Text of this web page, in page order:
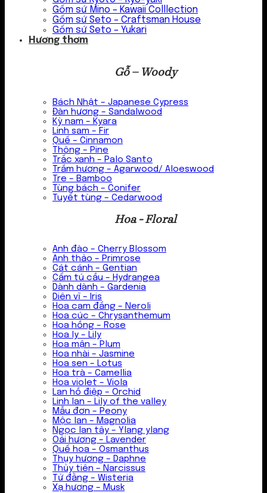
Gốm sứ Mino – Kawaii Colllection
Gốm sứ Seto – Craftsman House
Gốm sứ Seto – Yukari
Hương thơm
Gỗ – Woody
Bách Nhật – Japanese Cypress
Đàn hương – Sandalwood
Kỳ nam – Kyara
Linh sam – Fir
Quế – Cinnamon
Thông – Pine
Trắc xanh – Palo Santo
Trầm hương – Agarwood/ Aloeswood
Tre – Bamboo
Tùng bách – Conifer
Tuyết tùng – Cedarwood
Hoa - Floral
Anh đào – Cherry Blossom
Anh thảo – Primrose
Cát cánh – Gentian
Cẩm tú cầu – Hydrangea
Dành dành – Gardenia
Diên vĩ – Iris
Hoa cam đắng – Neroli
Hoa cúc – Chrysanthemum
Hoa hồng – Rose
Hoa ly – Lily
Hoa mận – Plum
Hoa nhài – Jasmine
Hoa sen – Lotus
Hoa trà – Camellia
Hoa violet – Viola
Lan hồ điệp – Orchid
Linh lan – Lily of the valley
Mẫu đơn – Peony
Mộc lan – Magnolia
Ngọc lan tây – Ylang ylang
Oải hương – Lavender
Quế hoa – Osmanthus
Thụy hương – Daphne
Thủy tiên – Narcissus
Tử đằng – Wisteria
Xạ hương – Musk